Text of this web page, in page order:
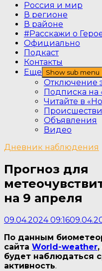
Россия и мир
В регионе
В районе
#Расскажи о
Официально
Подкаст
Контакты
Еще
Show sub menu
Отключение
Подписка на
Читайте в
Объявления
Видео
Дневник наблюдения
Прогноз для
на 9 апреля
09.04.2024 09:16
По данным
сайта World-weather
будет наблюдаться
активность.